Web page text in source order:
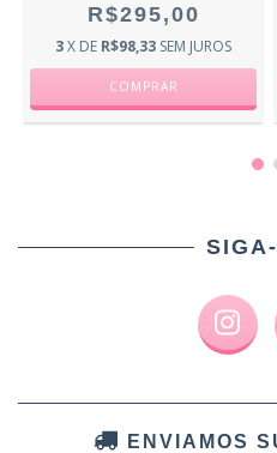
R$295,00
3X DE R$98,33 SEM JUROS
ENVIAMOS